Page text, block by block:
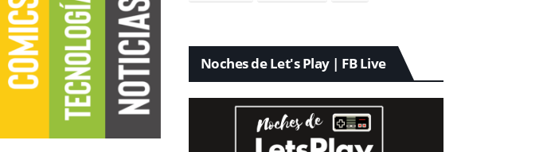
Noches de Let's Play | FB Live